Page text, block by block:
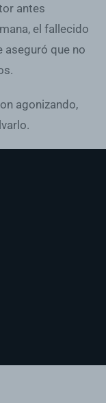
antes
el fallecido
aseguró que no
agonizando,